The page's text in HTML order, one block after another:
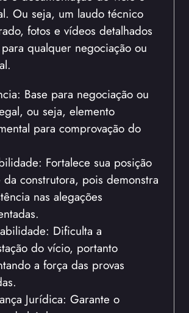
Ou seja, um laudo técnico
fotos e vídeos detalhados
qualquer negociação ou
Base para negociação ou
ou seja, elemento
para comprovação do
Fortalece sua posição
da construtora, pois demonstra
nas alegações
Dificulta a
do vício, portanto
a força das provas
Jurídica: Garante o